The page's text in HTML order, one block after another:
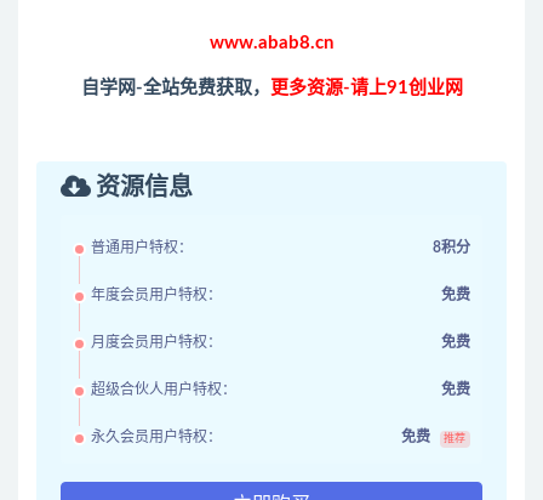
www.abab8.cn
自学网-全站免费获取， 更多资源-请上91创业网
资源信息
普通用户特权： 8积分
年度会员用户特权： 免费
月度会员用户特权： 免费
超级合伙人用户特权： 免费
永久会员用户特权： 免费 推荐